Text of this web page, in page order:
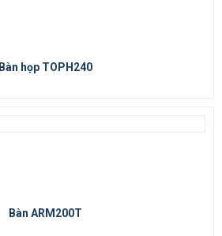
Bàn họp TOPH240
Bàn ARM200T